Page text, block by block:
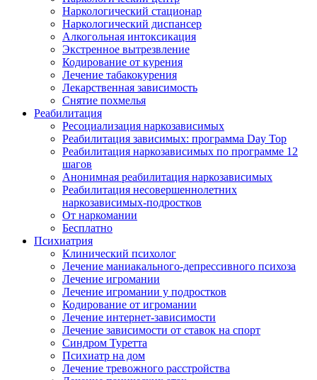
Наркологический стационар
Наркологический диспансер
Алкогольная интоксикация
Экстренное вытрезвление
Кодирование от курения
Лечение табакокурения
Лекарственная зависимость
Снятие похмелья
Реабилитация
Ресоциализация наркозависимых
Реабилитация зависимых: программа Day Top
Реабилитация наркозависимых по программе 12
шагов
Анонимная реабилитация наркозависимых
Реабилитация несовершеннолетних
наркозависимых-подростков
От наркомании
Бесплатно
Психиатрия
Клинический психолог
Лечение маниакального-депрессивного психоза
Лечение игромании
Лечение игромании у подростков
Кодирование от игромании
Лечение интернет-зависимости
Лечение зависимости от ставок на спорт
Синдром Туретта
Психиатр на дом
Лечение тревожного расстройства